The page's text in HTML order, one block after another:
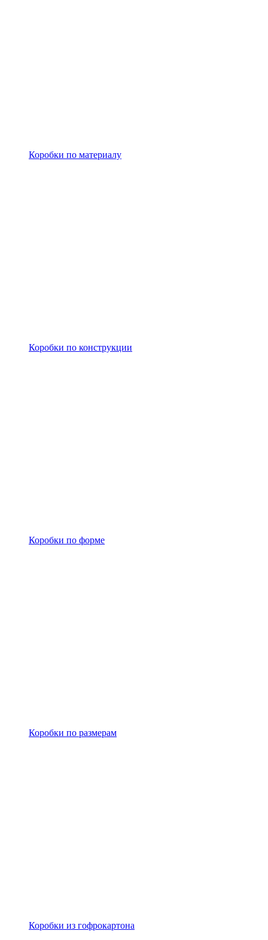
Коробки по материалу
Коробки по конструкции
Коробки по форме
Коробки по размерам
Коробки из гофрокартона